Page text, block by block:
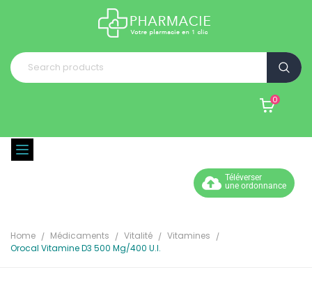
0
Téléverser
une ordonnance
Home Médicaments Vitalité
Vitamines
Orocal Vitamine D3 500 Mg/400 U.i.